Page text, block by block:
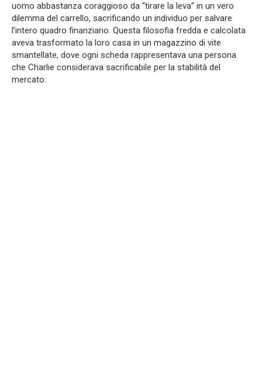
uomo abbastanza coraggioso da “tirare la leva” in un vero
dilemma del carrello, sacrificando un individuo per salvare
l’intero quadro finanziario. Questa filosofia fredda e calcolata
aveva trasformato la loro casa in un magazzino di vite
smantellate, dove ogni scheda rappresentava una persona
che Charlie considerava sacrificabile per la stabilità del
mercato.